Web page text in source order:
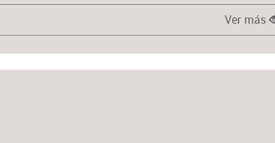
Ver más